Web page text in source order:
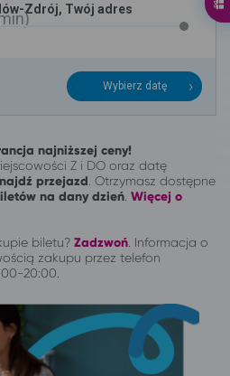
Zdrój, Twój adres
Wybierz datę
najniższej ceny!
Z i DO oraz datę
przejazd . Otrzymasz dostępne
na dany dzień Więcej o
biletu? Zadzwoń Informacja o
zakupu przez telefon
20:00.